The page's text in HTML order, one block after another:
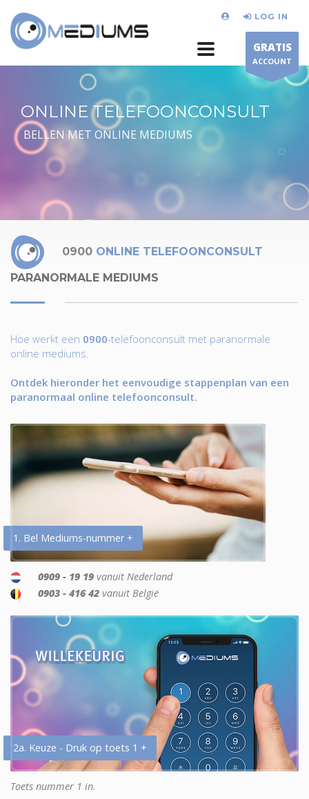
LOG IN
GRATIS
ACCOUNT
ONLINE TELEFOONCONSULT
BELLEN MET ONLINE MEDIUMS
0900 ONLINE TELEFOONCONSULT
PARANORMALE MEDIUMS
Hoe werkt een 0900-telefoonconsult met paranormale
online mediums.
Ontdek hieronder het eenvoudige stappenplan van een
paranormaal online telefoonconsult.
1. Bel Mediums-nummer +
0909 - 19 19 vanuit Nederland
0903 - 416 42 vanuit België
2a. Keuze - Druk op toets 1 +
Toets nummer 1 in.